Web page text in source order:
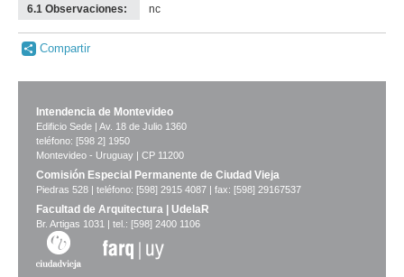
6.1 Observaciones: nc
Compartir
Intendencia de Montevideo
Edificio Sede | Av. 18 de Julio 1360
teléfono: [598 2] 1950
Montevideo - Uruguay | CP 11200
Comisión Especial Permanente de Ciudad Vieja
Piedras 528 | teléfono: [598] 2915 4087 | fax: [598] 29167537
Facultad de Arquitectura | UdelaR
Br. Artigas 1031 | tel.: [598] 2400 1106